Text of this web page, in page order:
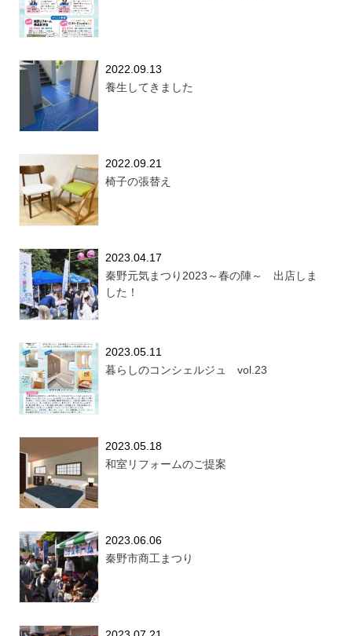
2022.09.13
養生してきました
2022.09.21
椅子の張替え
2023.04.17
秦野元気まつり2023～春の陣～ 出店しま
した！
2023.05.11
暮らしのコンシェルジュ vol.23
2023.05.18
和室リフォームのご提案
2023.06.06
秦野市商工まつり